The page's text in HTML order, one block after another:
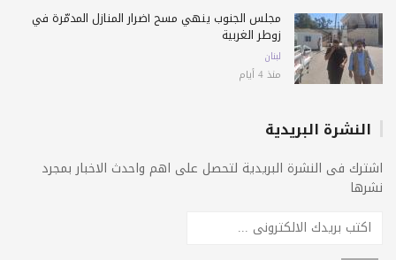
مجلس الجنوب ينهي مسح أضرار المنازل المدمّرة في
زوطر الغربية
لبنان
منذ 4 أيام
النشرة البريدية
اشترك فى النشرة البريدية لتحصل على اهم واحدث الاخبار بمجرد
نشرها